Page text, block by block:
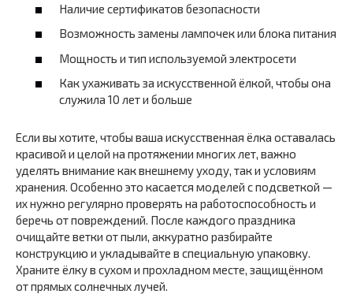
Наличие сертификатов безопасности
Возможность замены лампочек или блока питания
Мощность и тип используемой электросети
Как ухаживать за искусственной ёлкой, чтобы она
служила 10 лет и больше
Если вы хотите, чтобы ваша искусственная ёлка оставалась
красивой и целой на протяжении многих лет, важно
уделять внимание как внешнему уходу, так и условиям
хранения. Особенно это касается моделей с подсветкой —
их нужно регулярно проверять на работоспособность и
беречь от повреждений. После каждого праздника
очищайте ветки от пыли, аккуратно разбирайте
конструкцию и укладывайте в специальную упаковку.
Храните ёлку в сухом и прохладном месте, защищённом
от прямых солнечных лучей.